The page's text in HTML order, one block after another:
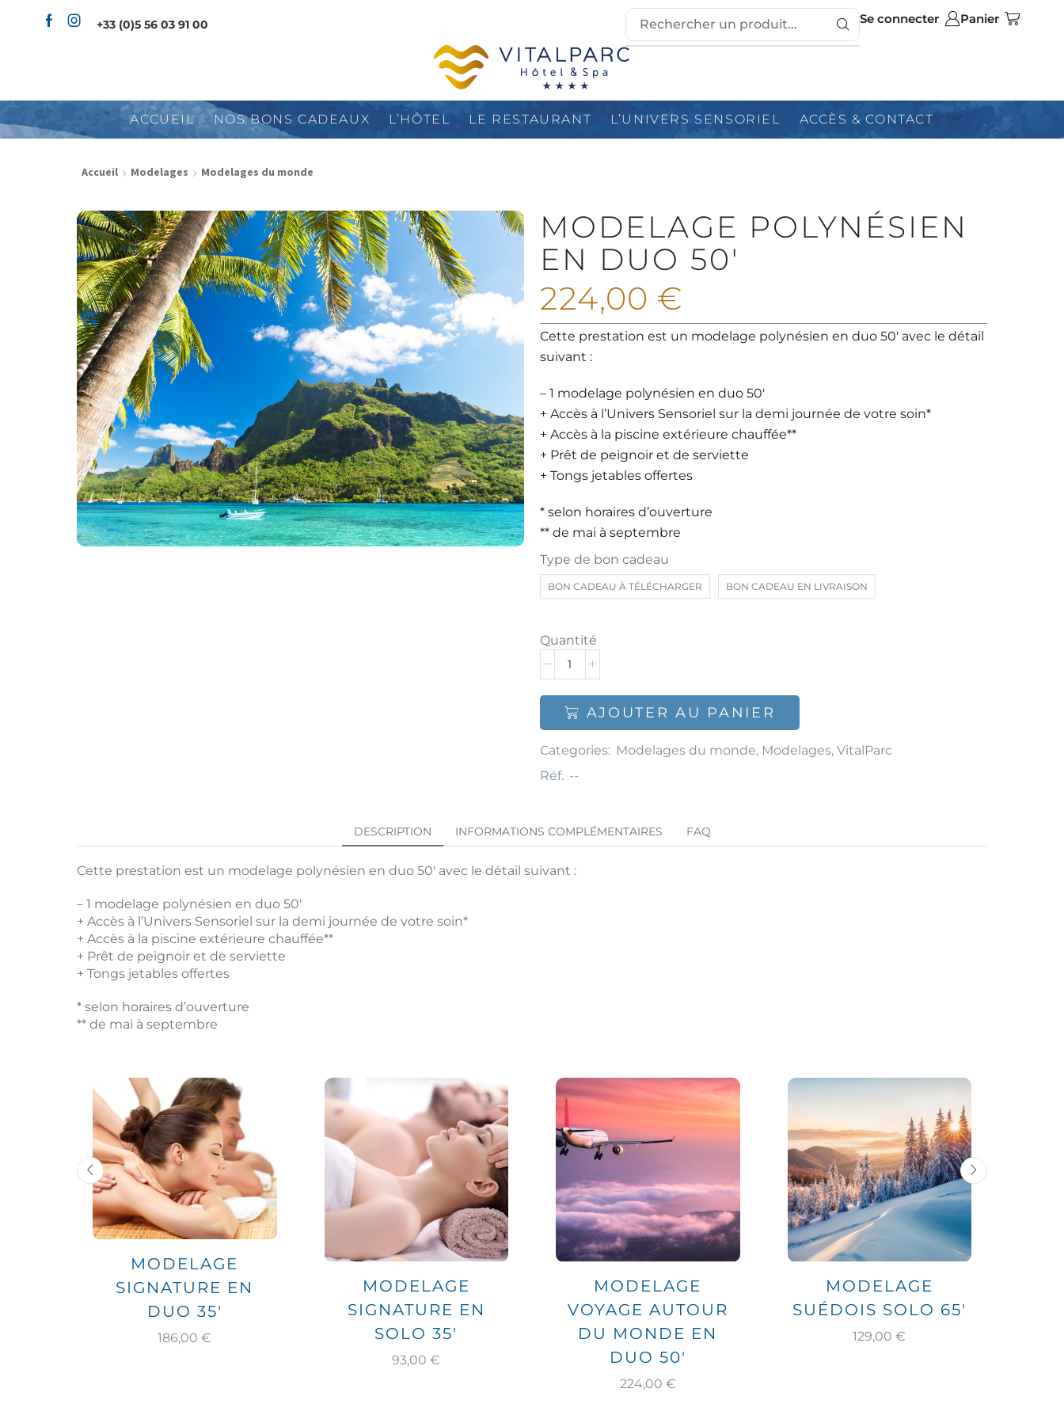
+33 (0)5 56 03 91 00 Se connecter Panier
ACCUEIL NOS BONS CADEAUX L’HÔTEL LE RESTAURANT L’UNIVERS SENSORIEL ACCÈS & CONTACT
Accueil Modelages Modelages du monde
MODELAGE POLYNÉSIEN
EN DUO 50′
224,00 €
Cette prestation est un modelage polynésien en duo 50′ avec le détail
suivant :
– 1 modelage polynésien en duo 50′
+ Accès à l’Univers Sensoriel sur la demi journée de votre soin*
+ Accès à la piscine extérieure chauffée**
+ Prêt de peignoir et de serviette
+ Tongs jetables offertes
* selon horaires d’ouverture
** de mai à septembre
Type de bon cadeau
BON CADEAU À TÉLÉCHARGER BON CADEAU EN LIVRAISON
Quantité
AJOUTER AU PANIER
Categories: Modelages du monde, Modelages, VitalParc
Réf. --
DESCRIPTION INFORMATIONS COMPLÉMENTAIRES FAQ
Cette prestation est un modelage polynésien en duo 50′ avec le détail suivant :
– 1 modelage polynésien en duo 50′
+ Accès à l’Univers Sensoriel sur la demi journée de votre soin*
+ Accès à la piscine extérieure chauffée**
+ Prêt de peignoir et de serviette
+ Tongs jetables offertes
* selon horaires d’ouverture
** de mai à septembre
MODELAGE
SIGNATURE EN
DUO 35′
186,00€
MODELAGE
SIGNATURE EN
SOLO 35′
93,00€
MODELAGE
VOYAGE AUTOUR
DU MONDE EN
DUO 50′
224,00 €
MODELAGE
SUÉDOIS SOLO 65′
129,00€